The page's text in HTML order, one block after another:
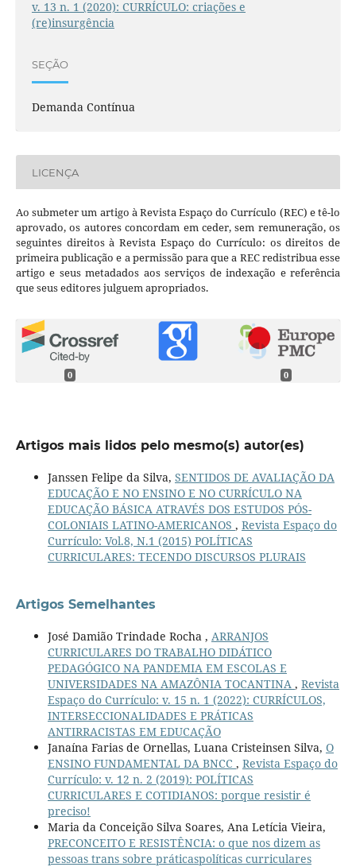
v. 13 n. 1 (2020): CURRÍCULO: criações e
(re)insurgência
SEÇÃO
Demanda Contínua
LICENÇA
Ao submeter um artigo à Revista Espaço do Currículo (REC) e tê-lo
aprovado, os autores concordam em ceder, sem remuneração, os
seguintes direitos à Revista Espaço do Currículo: os direitos de
primeira publicação e a permissão para que a REC redistribua esse
artigo e seus metadados aos serviços de indexação e referência
que seus editores julguem apropriados.
0 0
Artigos mais lidos pelo mesmo(s) autor(es)
Janssen Felipe da Silva, SENTIDOS DE AVALIAÇÃO DA
EDUCAÇÃO E NO ENSINO E NO CURRÍCULO NA
EDUCAÇÃO BÁSICA ATRAVÉS DOS ESTUDOS PÓS-
COLONIAIS LATINO-AMERICANOS , Revista Espaço do
Currículo: Vol.8, N.1 (2015) POLÍTICAS
CURRICULARES: TECENDO DISCURSOS PLURAIS
Artigos Semelhantes
José Damião Trindade Rocha , ARRANJOS
CURRICULARES DO TRABALHO DIDÁTICO
PEDAGÓGICO NA PANDEMIA EM ESCOLAS E
UNIVERSIDADES NA AMAZÔNIA TOCANTINA , Revista
Espaço do Currículo: v. 15 n. 1 (2022): CURRÍCULOS,
INTERSECCIONALIDADES E PRÁTICAS
ANTIRRACISTAS EM EDUCAÇÃO
Janaína Farias de Ornellas, Luana Cristeinsen Silva, O
ENSINO FUNDAMENTAL DA BNCC , Revista Espaço do
Currículo: v. 12 n. 2 (2019): POLÍTICAS
CURRICULARES E COTIDIANOS: porque resistir é
preciso!
Maria da Conceição Silva Soares, Ana Letícia Vieira,
PRECONCEITO E RESISTÊNCIA: o que nos dizem as
pessoas trans sobre práticaspolíticas curriculares